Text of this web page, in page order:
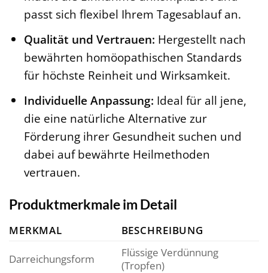
passt sich flexibel Ihrem Tagesablauf an.
Qualität und Vertrauen: Hergestellt nach
bewährten homöopathischen Standards
für höchste Reinheit und Wirksamkeit.
Individuelle Anpassung: Ideal für all jene,
die eine natürliche Alternative zur
Förderung ihrer Gesundheit suchen und
dabei auf bewährte Heilmethoden
vertrauen.
Produktmerkmale im Detail
MERKMAL BESCHREIBUNG
Darreichungsform
Flüssige Verdünnung
(Tropfen)